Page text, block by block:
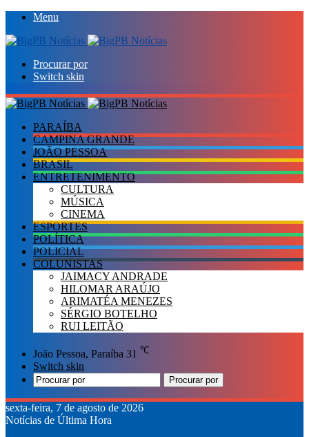
Menu
Procurar por
Switch skin
PARAÍBA
CAMPINA GRANDE
JOÃO PESSOA
BRASIL
ENTRETENIMENTO
CULTURA
MÚSICA
CINEMA
ESPORTES
POLÍTICA
POLICIAL
COLUNISTAS
JAIMACY ANDRADE
HILOMAR ARAÚJO
ARIMATÉA MENEZES
SÉRGIO BOTELHO
RUI LEITÃO
João Pessoa, Paraíba 31 ℃
Switch skin
Procurar por
sexta-feira, 7 de agosto de 2026
Notícias de Última Hora